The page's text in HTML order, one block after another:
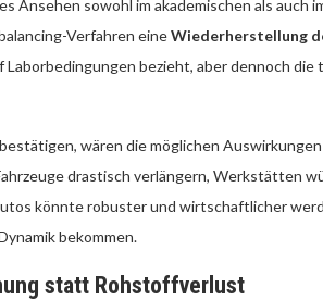
sowohl im akademischen als auch
Verfahren eineWiederherstellung
Laborbedingungen bezieht, aber dennoch
wären die möglichen
drastisch verlängern, Werkstätten
könnte robuster und wirtschaftlicher
bekommen.
statt Rohstoffverlust